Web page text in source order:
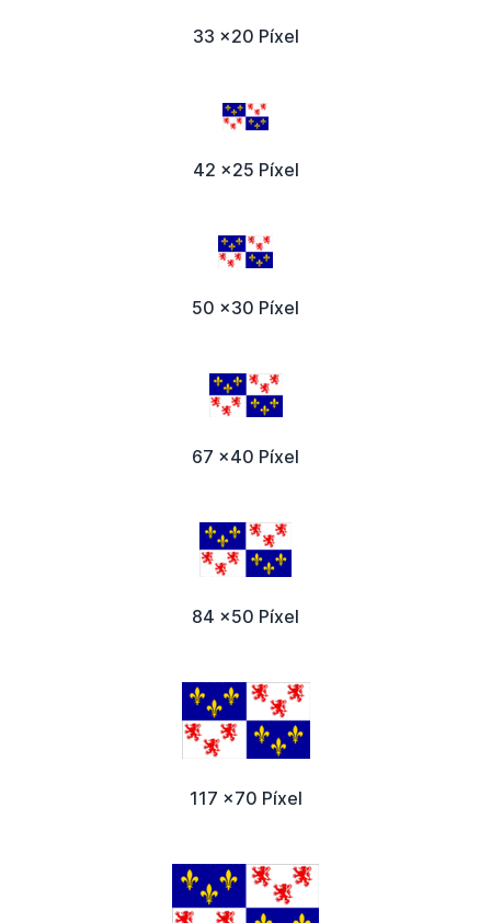
33 x20 Píxel
42 x25 Píxel
50 x30 Píxel
67 x40 Píxel
84 x50 Píxel
117 x70 Píxel